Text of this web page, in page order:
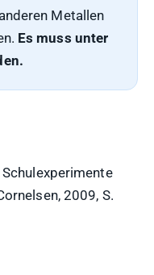
Metallen
Es muss unter
Schulexperimente
2009, S.